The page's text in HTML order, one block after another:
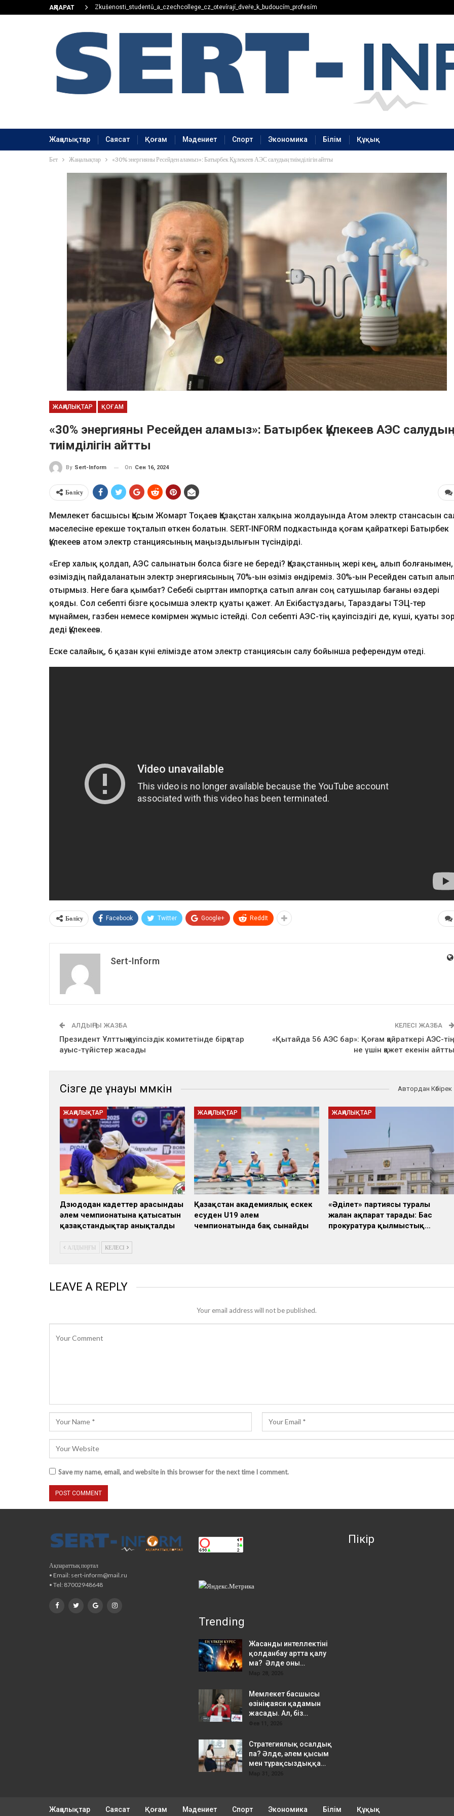
АҚПАРАТ Zkušenosti_studentů_a_czechcollege_cz_otevírají_dveře_k_budoucím_profesím
Жаңалықтар Саясат Қоғам Мәдениет Спорт Экономика Білім Құқық
Бет Жаңалықтар «30% энергияны Ресейден аламыз»: Батырбек Құлекеев АЭС салудың тиімділігін айтты
ЖАҢАЛЫҚТАР ҚОҒАМ
«30% энергияны Ресейден аламыз»: Батырбек Құлекеев АЭС
тиімділігін айтты
By Sert-Inform On Сен 16, 2024
Бөлісу
Мемлекет басшысы Қасым Жомарт Тоқаев Қазақстан халқына жолдауында Атом электр стансасын
мәселесіне ерекше тоқталып өткен болатын. SERT-INFORM подкастында қоғам қайраткері Батырбек
Құлекеев атом электр станциясының маңыздылығын түсіндірді.
«Егер халық қолдап, АЭС салынатын болса бізге не береді? Қазақстанның жері кең, алып болғанымен,
өзіміздің пайдаланатын электр энергиясының 70%-ын өзіміз өндіреміз. 30%-ын Ресейден сатып алып
отырмыз. Неге баға қымбат? Себебі сырттан импортқа сатып алған соң сатушылар бағаны өздері
қояды. Сол себепті бізге қосымша электр қуаты қажет. Ал Екібастұздағы, Тараздағы ТЭЦ-тер
мұнаймен, газбен немесе көмірмен жұмыс істейді. Сол себепті АЭС-тің қауіпсіздігі де, күші, қуаты
деді Құлекеев.
Еске салайық, 6 қазан күні елімізде атом электр станциясын салу бойынша референдум өтеді.
Бөлісу Facebook Twitter Google+ ReddIt
Sert-Inform
АЛДЫҢҒЫ ЖАЗБА
Президент Ұлттық қауіпсіздік комитетінде бірқатар
ауыс-түйістер жасады
КЕЛЕСІ ЖАЗБА
«Қытайда 56 АЭС бар»: Қоғам қайраткері АЭС-тің
не үшін қажет екенін айтты
Сізге де ұнауы мүмкін Автордан Көбірек
ЖАҢАЛЫҚТАР
Дзюдодан кадеттер арасындағы
әлем чемпионатына қатысатын
қазақстандықтар анықталды
ЖАҢАЛЫҚТАР
Қазақстан академиялық ескек
есуден U19 әлем
чемпионатында бақ сынайды
ЖАҢАЛЫҚТАР
«Әділет» партиясы туралы
жалған ақпарат тарады: Бас
прокуратура қылмыстық…
АЛДЫҢҒЫ КЕЛЕСІ
LEAVE A REPLY
Your email address will not be published.
Save my name, email, and website in this browser for the next time I comment.
Ақпараттық портал
• Email: sert-inform@mail.ru
• Tel: 87002948648
Trending
Жасанды интеллектіні
қолданбау артта қалу
ма? Әлде оны…
Мар 28, 2026
Мемлекет басшысы
өзінің саяси қадамын
жасады. Ал, біз…
Фев 11, 2026
Стратегиялық осалдық
па? Әлде, әлем қысым
мен тұрақсыздыққа…
Мар 31, 2026
Пікір
Жаңалықтар Саясат Қоғам Мәдениет Спорт Экономика Білім Құқық